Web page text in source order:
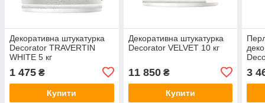
Декоративна штукатурка
Decorator TRAVERTIN
WHITE 5 кг
1 475 ₴
Купити
Декоративна штукатурка
Decorator VELVET 10 кг
11 850₴
Купити
3